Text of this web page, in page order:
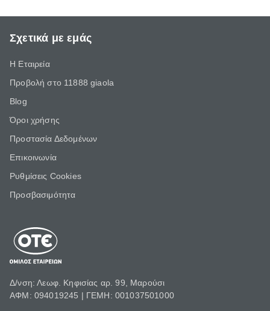
Σχετικά με εμάς
Η Εταιρεία
Προβολή στο 11888 giaola
Blog
Όροι χρήσης
Προστασία Δεδομένων
Επικοινωνία
Ρυθμίσεις Cookies
Προσβασιμότητα
Δ/νση: Λεωφ. Κηφισίας αρ. 99, Μαρούσι
ΑΦΜ: 094019245 | ΓΕΜΗ: 001037501000